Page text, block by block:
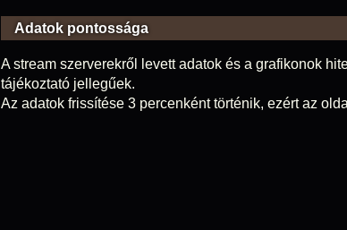
Adatok pontossága
A stream szerverekről levett adatok és a grafikonok
tájékoztató jellegűek.
Az adatok frissítése 3 percenként történik, ezért az